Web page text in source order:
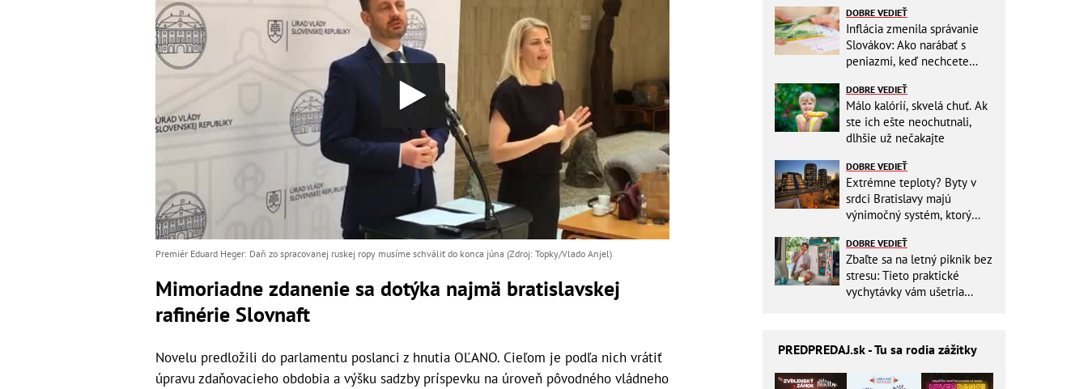
Premiér Eduard Heger: Daň zo spracovanej ruskej ropy musíme schváliť do konca júna (Zdroj: Topky/Vlado Anjel)
Mimoriadne zdanenie sa dotýka najmä bratislavskej
rafinérie Slovnaft
Novelu predložili do parlamentu poslanci z hnutia OĽANO. Cieľom je podľa nich vrátiť
úpravu zdaňovacieho obdobia a výšku sadzby príspevku na úroveň pôvodného vládneho
DOBRE VEDIEŤ
Inflácia zmenila správanie
Slovákov: Ako narábať s
peniazmi, keď nechcete
DOBRE VEDIEŤ
Málo kalórií, skvelá chuť. Ak
ste ich ešte neochutnali,
dlhšie už nečakajte
DOBRE VEDIEŤ
Extrémne teploty? Byty v
srdci Bratislavy majú
výnimočný systém, ktorý
DOBRE VEDIEŤ
Zbaľte sa na letný piknik bez
stresu: Tieto praktické
vychytávky vám ušetria
PREDPREDAJ.sk - Tu sa rodia zážitky